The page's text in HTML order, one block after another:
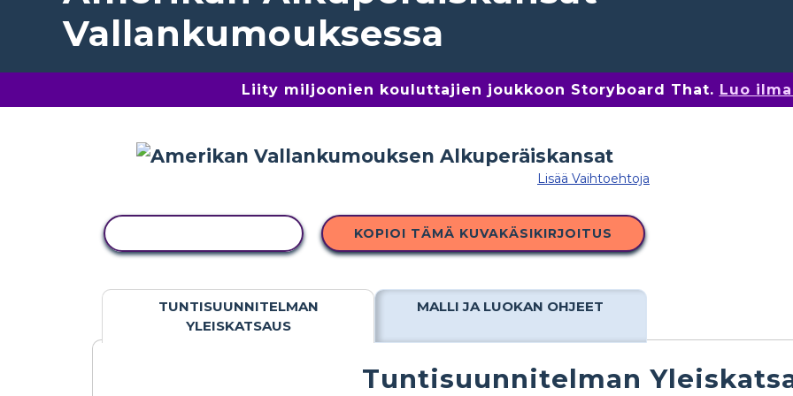
Vallankumouksessa
Liity miljoonien kouluttajien joukkoon Storyboard That. Luo
Lisää Vaihtoehtoja
KOPIOI TÄMÄ KUVAKÄSIKIRJOITUS
TUNTISUUNNITELMAN
YLEISKATSAUS
MALLI JA LUOKAN OHJEET
Tuntisuunnitelman